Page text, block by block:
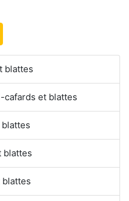
blattes
cafards et blattes
blattes
blattes